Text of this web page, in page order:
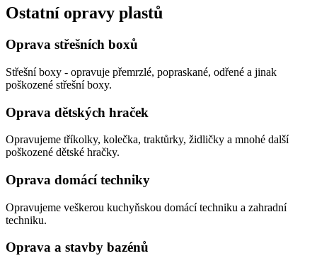
Ostatní opravy plastů
Oprava střešních boxů
Střešní boxy - opravuje přemrzlé, popraskané, odřené a jinak
poškozené střešní boxy.
Oprava dětských hraček
Opravujeme tříkolky, kolečka, traktůrky, židličky a mnohé další
poškozené dětské hračky.
Oprava domácí techniky
Opravujeme veškerou kuchyňskou domácí techniku a zahradní
techniku.
Oprava a stavby bazénů